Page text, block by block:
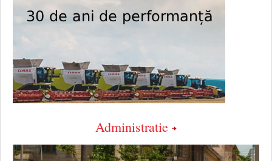
Administratie